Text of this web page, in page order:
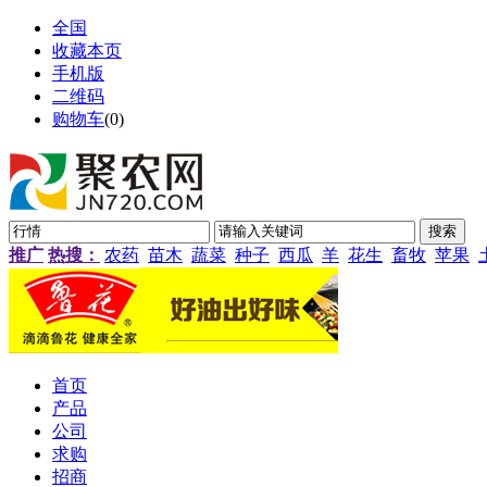
全国
收藏本页
手机版
二维码
购物车(0)
推广 热搜： 农药 苗木 蔬菜 种子 西瓜 羊 花生 畜牧 苹果
首页
产品
公司
求购
招商